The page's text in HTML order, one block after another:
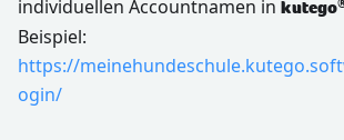
individuellen Accountnamen in kutego
Beispiel:
https://
ogin/